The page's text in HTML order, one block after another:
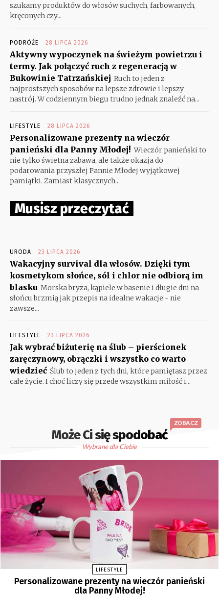
szukamy produktów do włosów suchych, farbowanych,
kręconych czy...
PODRÓŻE 28 LIPCA 2026
Aktywny wypoczynek na świeżym powietrzu i
termy. Jak połączyć ruch z regeneracją w
Bukowinie Tatrzańskiej Ruch to jeden z
najprostszych sposobów na lepsze zdrowie i lepszy
nastrój. W codziennym biegu trudno jednak znaleźć na...
LIFESTYLE 28 LIPCA 2026
Personalizowane prezenty na wieczór
panieński dla Panny Młodej! Wieczór panieński to
nie tylko świetna zabawa, ale także okazja do
podarowania przyszłej Pannie Młodej wyjątkowej
pamiątki. Zamiast klasycznych...
Musisz przeczytać
URODA 23 LIPCA 2026
Wakacyjny survival dla włosów. Dzięki tym
kosmetykom słońce, sól i chlor nie odbiorą im
blasku Morska bryza, kąpiele w basenie i długie dni na
słońcu brzmią jak przepis na idealne wakacje - nie
zawsze...
LIFESTYLE 23 LIPCA 2026
Jak wybrać biżuterię na ślub – pierścionek
zaręczynowy, obrączki i wszystko co warto
wiedzieć Ślub to jeden z tych dni, które pamiętasz przez
całe życie. I choć liczy się przede wszystkim miłość i...
Może Ci się spodobać
ZOBACZ
Wybrane dla Ciebie
LIFESTYLE
Personalizowane prezenty na wieczór panieński
dla Panny Młodej!